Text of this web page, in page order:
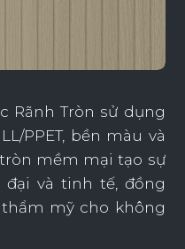
Rãnh Tròn sử dụng
PPET, bền màu và
mềm mại tạo sự
và tinh tế, đồng
mỹ cho không